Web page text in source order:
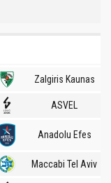
Zalgiris Kaunas
ASVEL
Anadolu Efes
Maccabi Tel Aviv